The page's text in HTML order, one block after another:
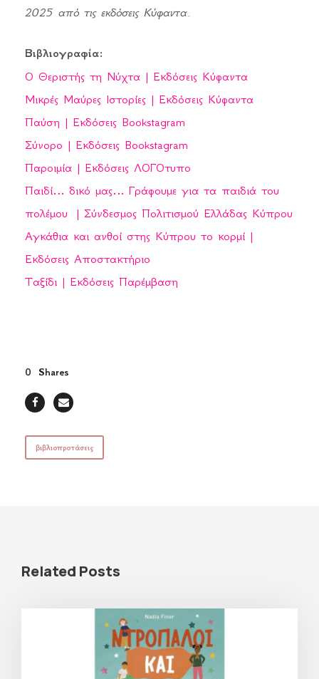
2025 από τις εκδόσεις Κύφαντα.
Βιβλιογραφία:
Ο Θεριστής τη Νύχτα | Εκδόσεις Κύφαντα
Μικρές Μαύρες Ιστορίες | Εκδόσεις Κύφαντα
Παύση | Εκδόσεις Bookstagram
Σύνορο | Εκδόσεις Bookstagram
Παροιμία | Εκδόσεις ΛΟΓΟτυπο
Παιδί… δικό μας… Γράφουμε για τα παιδιά του
πολέμου | Σύνδεσμος Πολιτισμού Ελλάδας Κύπρου
Αγκάθια και ανθοί στης Κύπρου το κορμί |
Εκδόσεις Αποστακτήριο
Ταξίδι | Εκδόσεις Παρέμβαση
0 Shares
βιβλιοπροτάσεις
Related Posts